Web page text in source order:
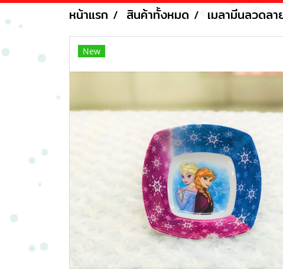
หน้าแรก สินค้าทั้งหมด เมลามีนลวดล
New